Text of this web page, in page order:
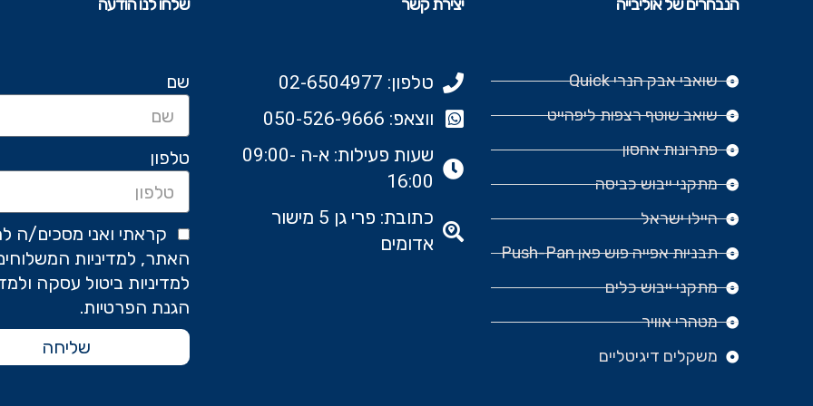
הנבחרים של אוליבייה
שואבי אבק הנרי Quick
שואב שוטף רצפות ליפהייט
פתרונות אחסון
מתקני ייבוש כביסה
היילו ישראל
תבניות אפייה פוש פאן Push-Pan
מתקני ייבוש כלים
מטהרי אוויר
משקלים דיגיטליים
יצירת קשר
טלפון: 02-6504977
ווצאפ: 050-526-9666‬
שעות פעילות: א-ה 09:00-
16:00
כתובת: פרי גן 5 מישור
אדומים
שלחו לנו הודעה
שם
טלפון
קראתי ואני מסכים/ה
האתר, למדיניות
למדיניות ביטול עסקה
הגנת הפרטיות.
שליחה